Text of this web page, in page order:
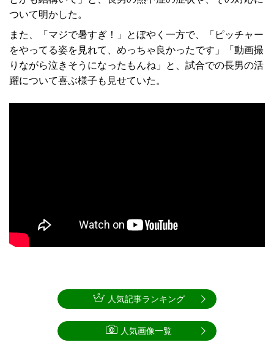
ついて明かした。
また、「マジで暑すぎ！」とぼやく一方で、「ピッチャー
をやってる姿を見れて、めっちゃ良かったです」「動画撮
りながら泣きそうになったもんね」と、試合での長男の活
躍について喜ぶ様子も見せていた。
人気記事ランキング
人気画像一覧